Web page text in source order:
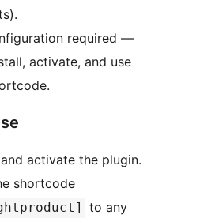
required —
activate, and use
activate the plugin.
shortcode
to any